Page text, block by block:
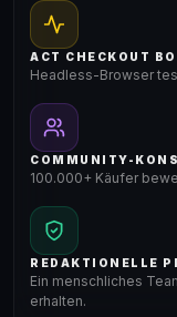
ACT CHECKOUT
Headless-Browser
COMMUNITY-
100.000+ Käufer
REDAKTIONELLE
Ein menschliches
erhalten.